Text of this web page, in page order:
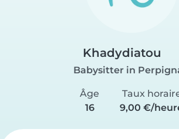
Khadydiatou
Babysitter in
Âge
16
Taux
9,00 €/